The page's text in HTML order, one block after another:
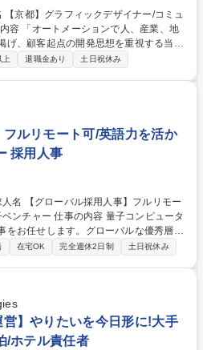
げ、顧客起点の開発思想を重視する当
クデザイナー/WEBデザイナーとして以
ザイン ■開発部門・企画部門など関係
■社外パートナーとの協働によるプロジ
デザインの品質を再現するデザインガイ
上 退職金あり 土日祝休み
フルリモート可/英語力を活か
採用人事
量子コンピュータ
をお任せします。グローバルな優秀層の
イレクトリクルーティング等を用いた採
バル採用に向けた英語での面接調整や
ーション構築や採用ブランディングの
どの人事労務サポート 募集職種
ート可/英語力を活かす/京大発量子ベン
在宅OK 完全週休2日制 土日祝休み
】やりたいを今日形に!大手
/ホテル責任者